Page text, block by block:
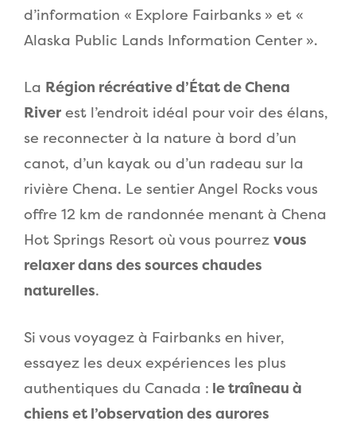
d’information « Explore Fairbanks » et «
Alaska Public Lands Information Center ».
La Région récréative d’État de Chena
River est l’endroit idéal pour voir des élans,
se reconnecter à la nature à bord d’un
canot, d’un kayak ou d’un radeau sur la
rivière Chena. Le sentier Angel Rocks vous
offre 12 km de randonnée menant à Chena
Hot Springs Resort où vous pourrez vous
relaxer dans des sources chaudes
naturelles.
Si vous voyagez à Fairbanks en hiver,
essayez les deux expériences les plus
authentiques du Canada : le traîneau à
chiens et l’observation des aurores